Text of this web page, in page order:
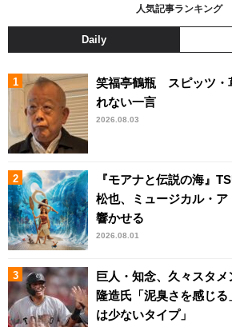
人気記事ランキング
Daily
笑福亭鶴瓶 スピッツ・
れない一言
2026.08.03
『モアナと伝説の海』
松也、ミュージカル・
響かせる
2026.08.01
巨人・知念、久々スタ
隆造氏「泥臭さを感じ
は少ないタイプ」